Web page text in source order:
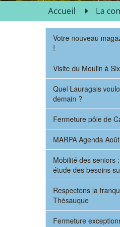
Accueil La
Votre nouveau
!
Visite du Moulin à
Quel Lauragais
demain ?
Fermeture pôle de
MARPA Agenda Août
Mobilité des seniors
étude des besoins
Respectons la
Thésauque
Fermeture